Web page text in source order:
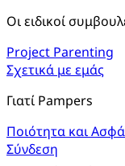
Οι ειδικοί
Project Parenting
Σχετικά με εμάς
Γιατί Pampers
Ποιότητα και
Σύνδεση